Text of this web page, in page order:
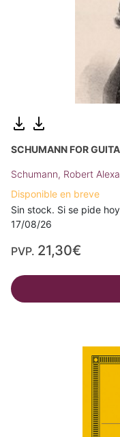
SCHUMANN FOR
Schumann, Robert
Disponible en breve
Sin stock. Si se pide
17/08/26
PVP. 21,30€